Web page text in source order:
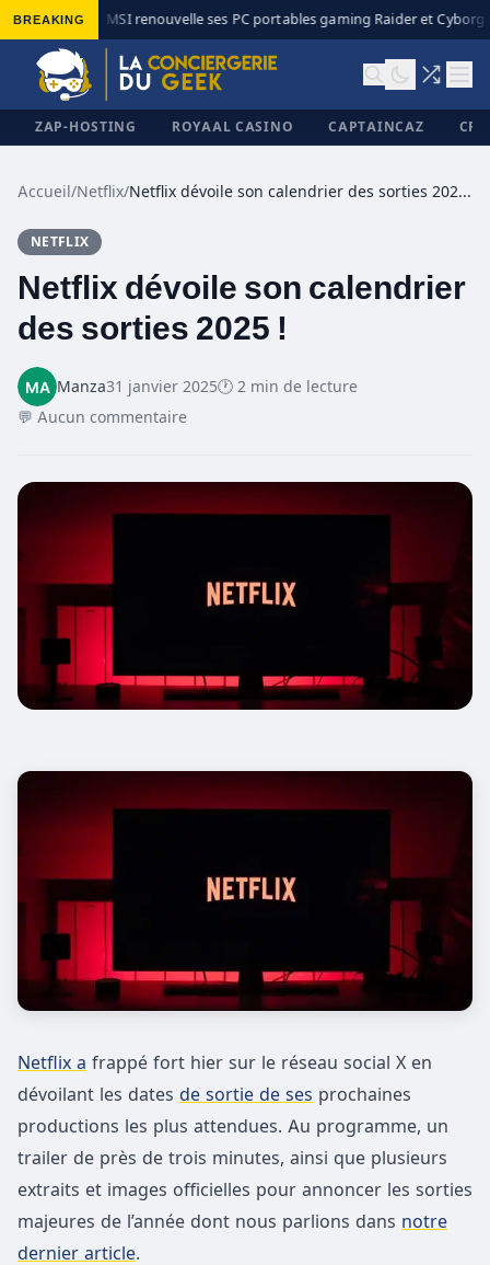
BREAKING◆ MSI renouvelle ses PC portables gaming Raider et Cyborg
ZAP-HOSTING ROYAAL CASINO CAPTAINCAZ
Accueil/Netflix/ Netflix dévoile son calendrier des sorties 2025 !
NETFLIX
Netflix dévoile son calendrier
des sorties 2025 !
Manza31 janvier 2025🕐 2 min de lecture
💬 Aucun commentaire
Netflix a frappé fort hier sur le réseau social X en
dévoilant les dates de sortie de ses prochaines
productions les plus attendues. Au programme, un
trailer de près de trois minutes, ainsi que plusieurs
extraits et images officielles pour annoncer les sorties
majeures de l’année dont nous parlions dans notre
dernier article.